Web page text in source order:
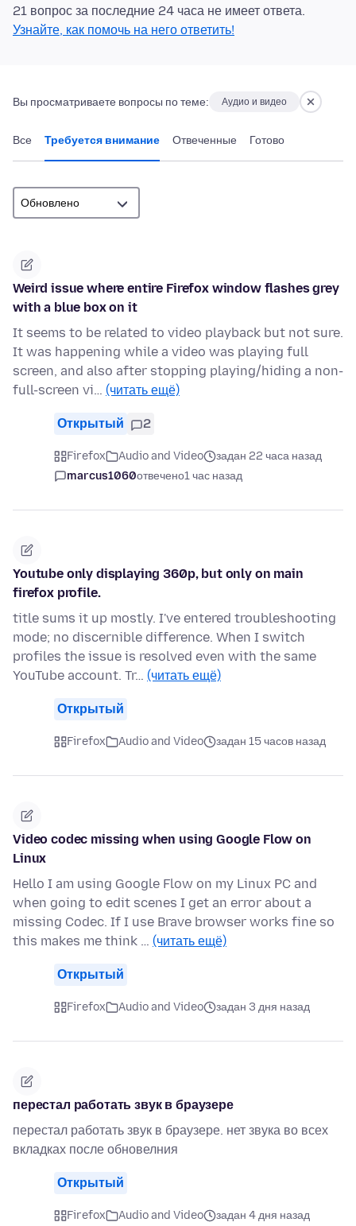
21 вопрос за последние 24 часа не имеет ответа.
Узнайте, как помочь на него ответить!
Вы просматриваете вопросы по теме: Аудио и видео
Все Требуется внимание Отвеченные Готово
Weird issue where entire Firefox window flashes grey
with a blue box on it
It seems to be related to video playback but not sure.
It was happening while a video was playing full
screen, and also after stopping playing/hiding a non-
full-screen vi… (читать ещё)
Открытый 2
Firefox Audio and Video
задан 22 часа назад
marcus1060отвечено1 час назад
Youtube only displaying 360p, but only on main
firefox profile.
title sums it up mostly. I've entered troubleshooting
mode; no discernible difference. When I switch
profiles the issue is resolved even with the same
YouTube account. Tr… (читать ещё)
Открытый
Firefox Audio and Video задан 15 часов назад
Video codec missing when using Google Flow on
Linux
Hello I am using Google Flow on my Linux PC and
when going to edit scenes I get an error about a
missing Codec. If I use Brave browser works fine so
this makes me think … (читать ещё)
Открытый
Firefox Audio and Video задан 3 дня назад
перестал работать звук в браузере
перестал работать звук в браузере. нет звука во всех
вкладках после обновелния
Открытый
Firefox Audio and Video задан 4 дня назад